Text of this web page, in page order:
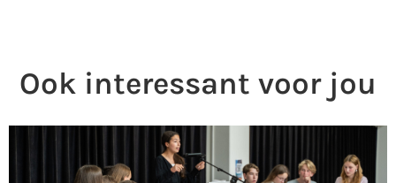
Ook interessant voor jou